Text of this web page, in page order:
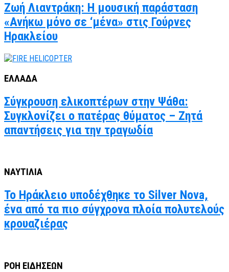
Ζωή Λιαντράκη: Η μουσική παράσταση
«Ανήκω μόνο σε ‘μένα» στις Γούρνες
Ηρακλείου
ΕΛΛΑΔΑ
Σύγκρουση ελικοπτέρων στην Ψάθα:
Συγκλονίζει ο πατέρας θύματος – Ζητά
απαντήσεις για την τραγωδία
ΝΑΥΤΙΛΙΑ
Το Ηράκλειο υποδέχθηκε το Silver Nova,
ένα από τα πιο σύγχρονα πλοία πολυτελούς
κρουαζιέρας
ΡΟΗ ΕΙΔΗΣΕΩΝ